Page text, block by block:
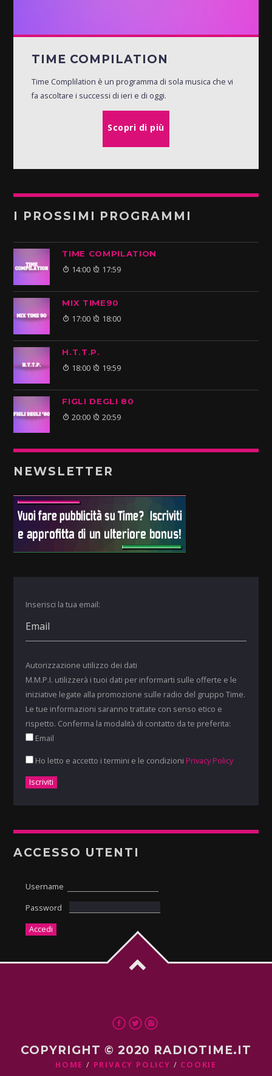
TIME COMPILATION
Time Complilation è un programma di sola musica che vi
fa ascoltare i successi di ieri e di oggi.
Scopri di più
I PROSSIMI PROGRAMMI
TIME COMPILATION
14:00 17:59
MIX TIME90
17:00 18:00
H.T.T.P.
18:00 19:59
FIGLI DEGLI 80
20:00 20:59
NEWSLETTER
Inserisci la tua email:
Autorizzazione utilizzo dei dati
M.M.P.I. utilizzerà i tuoi dati per informarti sulle offerte e le
iniziative legate alla promozione sulle radio del gruppo Time.
Le tue informazioni saranno trattate con senso etico e
rispetto. Conferma la modalità di contatto da te preferita:
Email
Ho letto e accetto i termini e le condizioni Privacy Policy
ACCESSO UTENTI
Username
Password
COPYRIGHT © 2020 RADIOTIME.IT
HOME PRIVACY POLICY COOKIE